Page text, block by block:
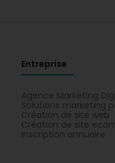
Entreprise
Agence Marketing
Solutions marketing
Création de site web
Création de site
Inscription annuaire